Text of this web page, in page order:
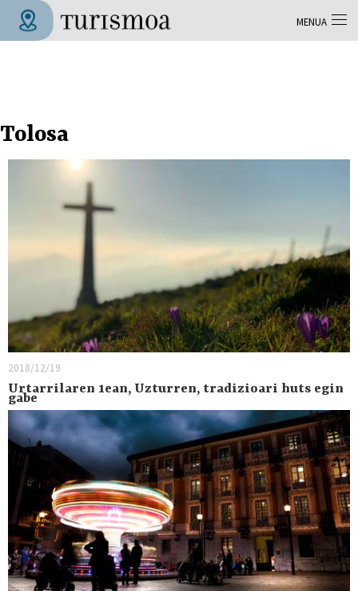
Skip to main content
Tolosa
2018/12/19
Urtarrilaren 1ean, Uzturren, tradizioari huts egin
gabe
MENUA